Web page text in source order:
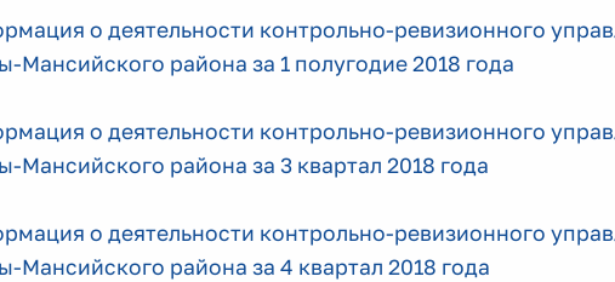
о деятельности контрольно-ревизионного
Мансийского района за 1 полугодие 2018 года
о деятельности контрольно-ревизионного
Мансийского района за 3 квартал 2018 года
о деятельности контрольно-ревизионного
Мансийского района за 4 квартал 2018 года